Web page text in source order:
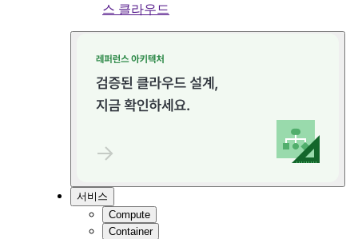
스 클라우드
서비스
Compute
Container